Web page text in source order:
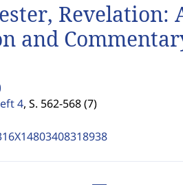
and
4, S. 562-568 (7)